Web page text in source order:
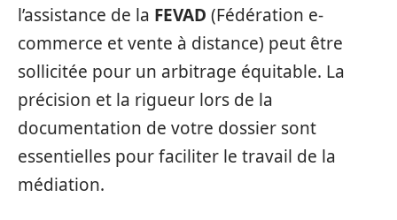
l’assistance de la FEVAD (Fédération e-
commerce et vente à distance) peut être
sollicitée pour un arbitrage équitable. La
précision et la rigueur lors de la
documentation de votre dossier sont
essentielles pour faciliter le travail de la
médiation.